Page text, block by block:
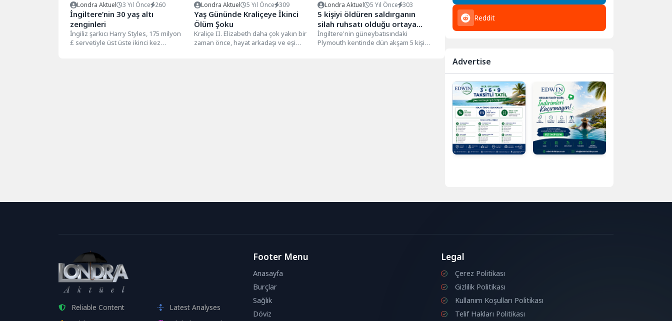
Londra Aktuel 3 Yıl Önce 260
İngiltere’nin 30 yaş altı
zenginleri
İngiliz şarkıcı Harry Styles, 175 milyon
£ servetiyle üst üste ikinci kez
Londra Aktuel 5 Yıl Önce 309
Yaş Gününde Kraliçeye İkinci
Ölüm Şoku
Kraliçe II. Elizabeth daha çok yakın bir
zaman önce, hayat arkadaşı ve eşi
Londra Aktuel 5 Yıl Önce 303
5 kişiyi öldüren saldırganın
silah ruhsatı olduğu ortaya
çıktı
İngiltere'nin güneybatısındaki
Plymouth kentinde dün akşam 5 kişiyi
Reddit
Advertise
Reliable Content
Latest Analyses
Footer Menu
Anasayfa
Burçlar
Sağlık
Döviz
Legal
Çerez Politikası
Gizlilik Politikası
Kullanım Koşulları Politikası
Telif Hakları Politikası